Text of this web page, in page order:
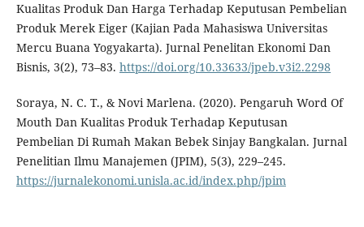
Kualitas Produk Dan Harga Terhadap Keputusan Pembelian
Produk Merek Eiger (Kajian Pada Mahasiswa Universitas
Mercu Buana Yogyakarta). Jurnal Penelitan Ekonomi Dan
Bisnis, 3(2), 73–83. https://doi.org/10.33633/jpeb.v3i2.2298
Soraya, N. C. T., & Novi Marlena. (2020). Pengaruh Word Of
Mouth Dan Kualitas Produk Terhadap Keputusan
Pembelian Di Rumah Makan Bebek Sinjay Bangkalan. Jurnal
Penelitian Ilmu Manajemen (JPIM), 5(3), 229–245.
https://jurnalekonomi.unisla.ac.id/index.php/jpim